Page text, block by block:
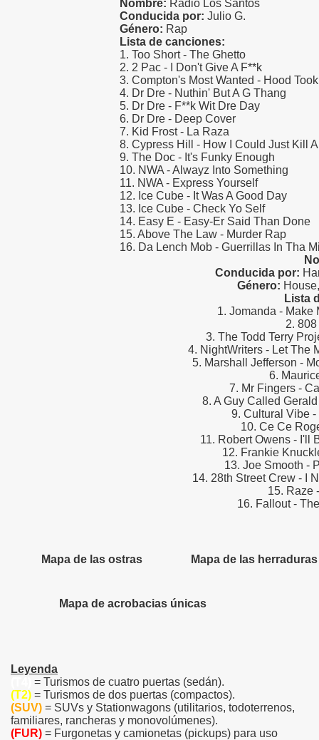
Nombre: Radio Los Santos
Conducida por: Julio G.
Género: Rap
Lista de canciones:
1. Too Short - The Ghetto
2. 2 Pac - I Don't Give A F**k
3. Compton's Most Wanted - Hood
4. Dr Dre - Nuthin' But A G Thang
5. Dr Dre - F**k Wit Dre Day
6. Dr Dre - Deep Cover
7. Kid Frost - La Raza
8. Cypress Hill - How I Could Just Kill
9. The Doc - It's Funky Enough
10. NWA - Alwayz Into Something
11. NWA - Express Yourself
12. Ice Cube - It Was A Good Day
13. Ice Cube - Check Yo Self
14. Easy E - Easy-Er Said Than Done
15. Above The Law - Murder Rap
16. Da Lench Mob - Guerrillas In Tha
Conducida por:
Género:
Lista
1. Jomanda - Make
2.
3. The Todd Terry
4. NightWriters - Let The
5. Marshall Jefferson -
6.
7. Mr Fingers -
8. A Guy Called
9. Cultural Vibe
10. Ce Ce
11. Robert Owens - I'll
12. Frankie
13. Joe Smooth -
14. 28th Street Crew - I
15. Raze
16. Fallout -
Mapa de las ostras Mapa de las herraduras
Mapa de acrobacias únicas
Leyenda
= Turismos de cuatro puertas (sedán).
(T2) = Turismos de dos puertas (compactos).
(SUV) = SUVs y Stationwagons (utilitarios, todoterrenos,
familiares, rancheras y monovolúmenes).
(FUR) = Furgonetas y camionetas (pickups) para uso